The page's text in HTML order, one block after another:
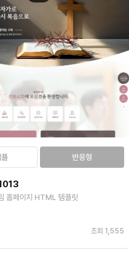
반응형
홈페이지 HTML 템플릿
조회 1,555